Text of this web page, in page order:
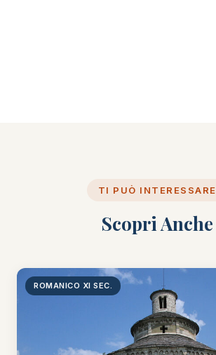
TI PUÒ INTERESSARE
Scopri Anche
ROMANICO XI SEC.